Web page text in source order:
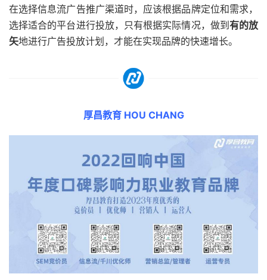
在选择信息流广告推广渠道时，应该根据品牌定位和需求，
选择适合的平台进行投放，只有根据实际情况，做到 有的放
矢地进行广告投放计划，才能在实现品牌的快速增长。
厚昌教育 HOU CHANG